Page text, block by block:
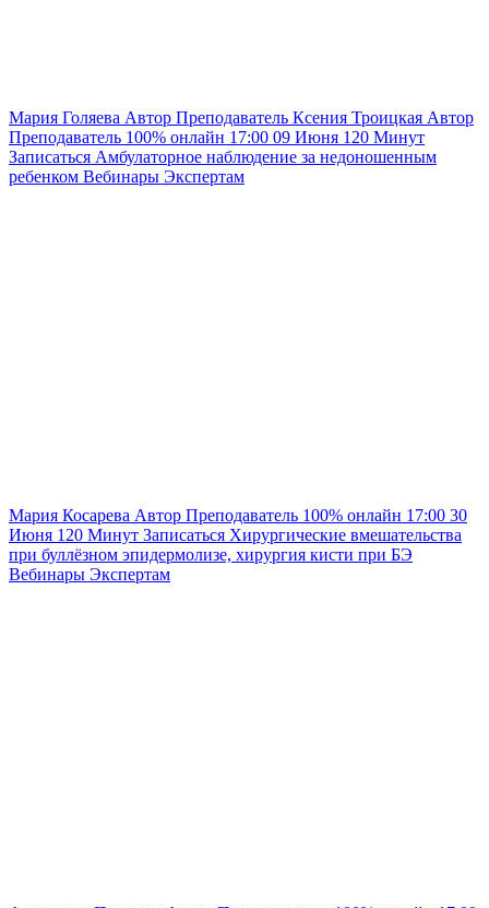
Мария Голяева Автор Преподаватель Ксения Троицкая Автор
Преподаватель 100% онлайн 17:00 09 Июня 120 Минут
Записаться Амбулаторное наблюдение за недоношенным
ребенком Вебинары Экспертам
Мария Косарева Автор Преподаватель 100% онлайн 17:00 30
Июня 120 Минут Записаться Хирургические вмешательства
при буллёзном эпидермолизе, хирургия кисти при БЭ
Вебинары Экспертам